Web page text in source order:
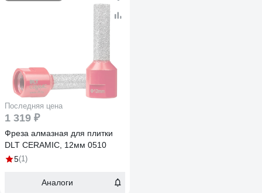
Последняя цена
1 319 ₽
Фреза алмазная для плитки
DLT CERAMIC, 12мм 0510
5(1)
Аналоги